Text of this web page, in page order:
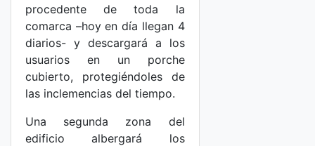
procedente de toda la
comarca –hoy en día llegan 4
diarios- y descargará a los
usuarios en un porche
cubierto, protegiéndoles de
las inclemencias del tiempo.
Una segunda zona del
edificio albergará los